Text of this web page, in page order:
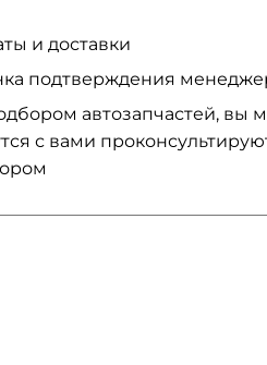
и доставки
подтверждения
автозапчастей, вы
с вами